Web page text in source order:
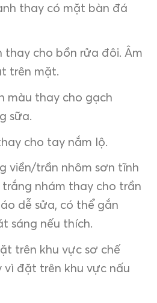
thay có mặt bàn đá
cho bồn rửa đôi. Âm
trên mặt.
màu thay cho gạch
sữa.
cho tay nắm lộ.
viền/trần nhôm sơn tĩnh
nhám thay cho trần
dễ sửa, có thể gắn
sáng nếu thích.
trên khu vực sơ chế
đặt trên khu vực nấu